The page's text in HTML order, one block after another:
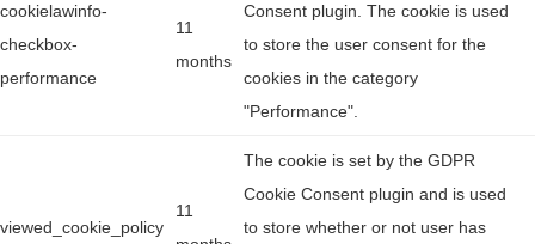
cookielawinfo-
checkbox-
performance
11
months
Consent plugin. The cookie is used
to store the user consent for the
cookies in the category
"Performance".
viewed_cookie_policy
11
The cookie is set by the GDPR
Cookie Consent plugin and is used
to store whether or not user has